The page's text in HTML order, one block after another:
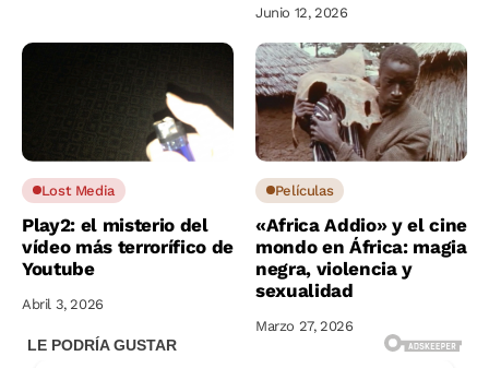
Junio 12, 2026
Lost Media
Play2: el misterio del
vídeo más terrorífico de
Youtube
Abril 3, 2026
Películas
«Africa Addio» y el cine
mondo en África: magia
negra, violencia y
sexualidad
Marzo 27, 2026